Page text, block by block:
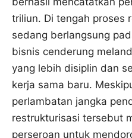
triliun. Di tengah proses
sedang berlangsung
bisnis cenderung
yang lebih disiplin dan
kerja sama baru.
perlambatan jangka
restrukturisasi tersebut
perseroan untuk